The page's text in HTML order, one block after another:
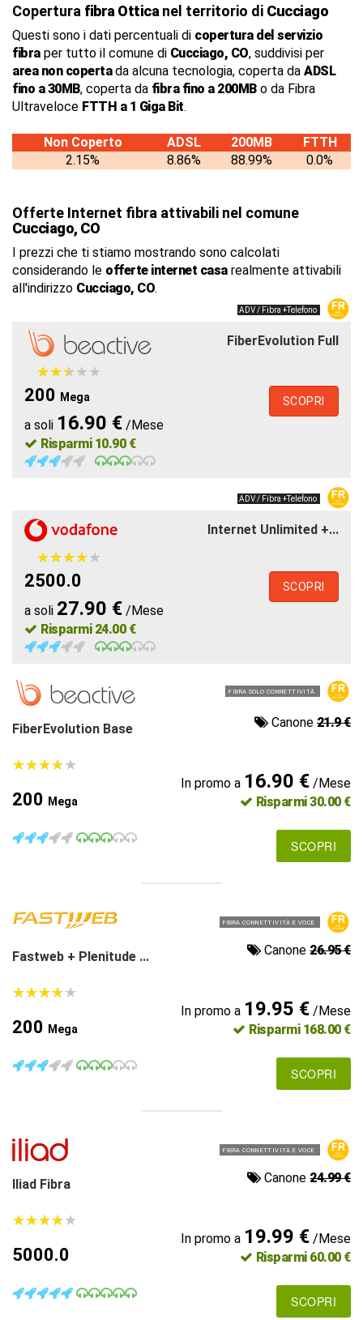
Copertura fibra Ottica nel territorio di Cucciago
Questi sono i dati percentuali di copertura del servizio
fibraper tutto il comune di Cucciago, CO, suddivisi per
area non copertada alcuna tecnologia, coperta da ADSL
fino a 30MB, coperta da fibra fino a 200MBo da Fibra
Ultraveloce FTTH a 1 Giga Bit.
Non Coperto ADSL 200MB
FTTH
2.15%
8.86% 88.99% 0.0%
Offerte Internet fibra attivabili nel comune
Cucciago, CO
I prezzi che ti stiamo mostrando sono calcolati
considerando le offerte internet casarealmente attivabili
all'indirizzo Cucciago, CO.
ADV / Fibra +Telefono
FiberEvolution Full
★★★★★
★★★★★
200 Mega
a soli 16.90 € /Mese
Risparmi 10.90 €
SCOPRI
ADV / Fibra +Telefono
Internet Unlimited +...
★★★★★
★★★★★
2500.0
a soli 27.90 € /Mese
Risparmi 24.00 €
SCOPRI
FIBRA SOLO CONNETTIVITÀ
FiberEvolution Base Canone 21.9 €
★★★★★
★★★★★
200 Mega
In promo a 16.90 €/Mese
Risparmi 30.00 €
SCOPRI
FIBRA CONNETTIVITÀ E VOCE
Fastweb + Plenitude ... Canone26.95 €
★★★★★
★★★★★
200 Mega
In promo a 19.95 €/Mese
Risparmi 168.00 €
SCOPRI
FIBRA CONNETTIVITÀ E VOCE
Iliad Fibra Canone24.99 €
★★★★★
★★★★★
5000.0
In promo a 19.99 €/Mese
Risparmi 60.00 €
SCOPRI